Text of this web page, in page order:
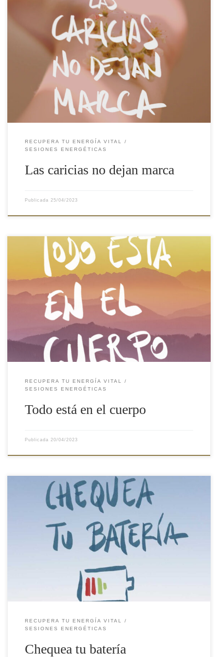
Un día alguien me preguntó si sólo había vivido cosas malas o
traumáticas en esta y otras vidas, y recuerdo lo que le contesté:
«no, es que lamentablemente las caricias no dejan marca». No es
del todo así, porque nos dejan «marcados» positivamente para
siempre, pero lo que no nos […]
RECUPERA TU ENERGÍA VITAL
SESIONES ENERGÉTICAS
Las caricias no dejan marca
Publicada 25/04/2023
Nuestro cuerpo lo guarda todo. Acumula toda la información que
recibe. Va creando un registro de todo lo que hacemos,
pensamos, sentimos, vivimos… para tener cuanta más información
mejor para mantenernos con vida. Y constantemente revisa sus
registros y va ordenando vivencias por resultados similares,
emociones similares o temas similares, […]
RECUPERA TU ENERGÍA VITAL
SESIONES ENERGÉTICAS
Todo está en el cuerpo
Publicada 20/04/2023
¿A que en cuanto ves que tu móvil se acerca al 10% de carga
buscas corriendo un enchufe y lo recargas? Pues funcionamos
exactamente igual, como si tuviéramos una batería que se carga y
se descarga. Y no tardamos lo mismo en recargarnos cuando
RECUPERA TU ENERGÍA VITAL
SESIONES ENERGÉTICAS
Chequea tu batería